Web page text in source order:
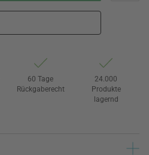
60 Tage
Rückgaberecht
24.000
Produkte
lagernd